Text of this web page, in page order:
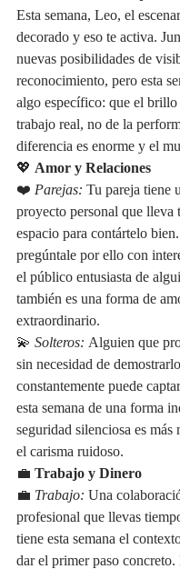
Esta semana, Leo, el
decorado y eso te activa.
nuevas posibilidades de
reconocimiento, pero esta
algo específico: que el
trabajo real, no de la
diferencia es enorme y el
💖 Amor y Relaciones
❤️ Parejas: Tu pareja tiene
proyecto personal que
espacio para contártelo
pregúntale por ello con
el público entusiasta de
también es una forma de
extraordinario.
💫 Solteros: Alguien que
sin necesidad de demostrarlo
constantemente puede
esta semana de una forma
seguridad silenciosa es
el carisma ruidoso.
💼 Trabajo y Dinero
💼 Trabajo: Una
profesional que llevas
tiene esta semana el
dar el primer paso